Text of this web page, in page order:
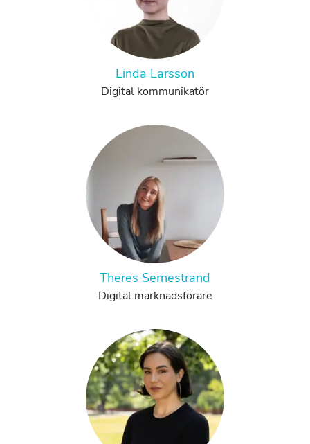
Linda Larsson
Digital kommunikatör
Theres Sernestrand
Digital marknadsförare